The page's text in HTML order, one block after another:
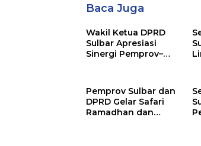
Baca Juga
Wakil Ketua DPRD
Sulbar Apresiasi
Sinergi Pemprov–
Pemprov Sulbar dan
DPRD Gelar Safari
Ramadhan dan